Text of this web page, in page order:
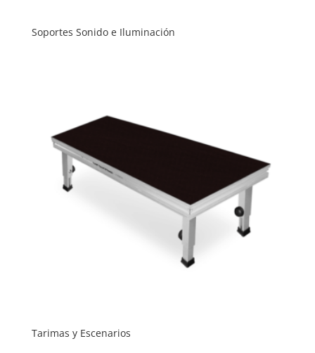
Soportes Sonido e Iluminación
Tarimas y Escenarios